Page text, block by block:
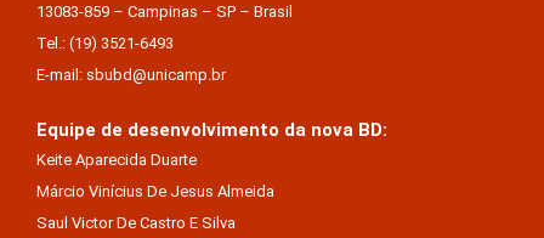
13083-859 – Campinas – SP – Brasil
Tel.: (19) 3521-6493
E-mail: sbubd@unicamp.br
Equipe de desenvolvimento da nova BD:
Keite Aparecida Duarte
Márcio Vinícius De Jesus Almeida
Saul Victor De Castro E Silva